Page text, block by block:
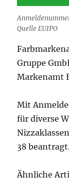
Quelle EUIPO
Gruppe
Markenamt
Mit
für diverse
38
Ähnliche